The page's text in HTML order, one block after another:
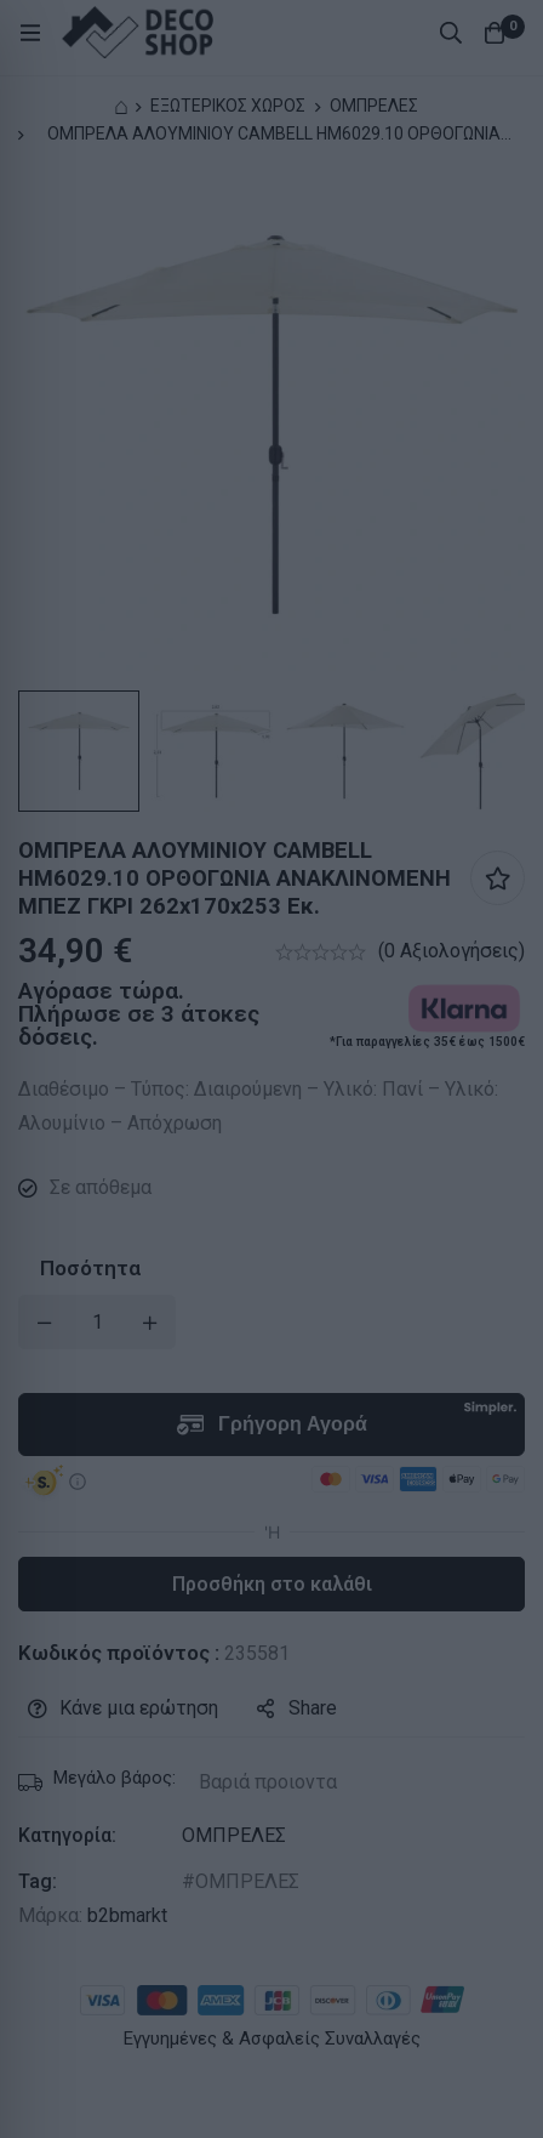
0
⌂ ΕΞΩΤΕΡΙΚΟΣ ΧΩΡΟΣ
ΟΜΠΡΕΛΕΣ
ΟΜΠΡΕΛΑ ΑΛΟΥΜΙΝΙΟΥ CAMBELL HM6029.10 ΟΡΘΟΓΩΝΙΑ
ΟΜΠΡΕΛΑ ΑΛΟΥΜΙΝΙΟΥ CAMBELL
HM6029.10 ΟΡΘΟΓΩΝΙΑ ΑΝΑΚΛΙΝΟΜΕΝΗ
ΜΠΕΖ ΓΚΡΙ 262x170x253 Εκ.
34,90 € (0 Αξιολογήσεις)
Αγόρασε τώρα.
Πλήρωσε σε 3 άτοκες
δόσεις.
*Για παραγγελίες 35€ έως 1500€
Διαθέσιμο – Τύπος: Διαιρούμενη – Υλικό: Πανί – Υλικό:
Αλουμίνιο – Απόχρωση
Σε απόθεμα
Ποσότητα
Προσθήκη στο καλάθι
Κωδικός προϊόντος : 235581
Κάνε μια ερώτηση Share
Μεγάλο βάρος: Βαριά προιοντα
Κατηγορία:
ΟΜΠΡΕΛΕΣ
Tag:
ΟΜΠΡΕΛΕΣ
Μάρκα: b2bmarkt
Εγγυημένες & Ασφαλείς Συναλλαγές